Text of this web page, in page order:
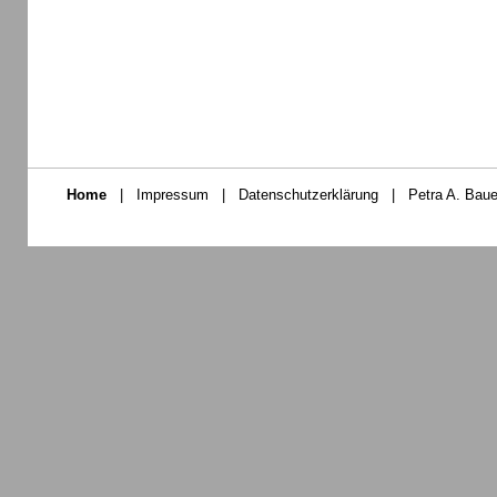
Home | Impressum | Datenschutzerklärung | Petra A.